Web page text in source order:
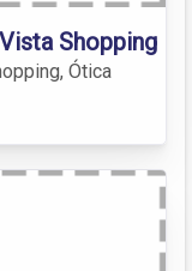
Shopping
Ótica